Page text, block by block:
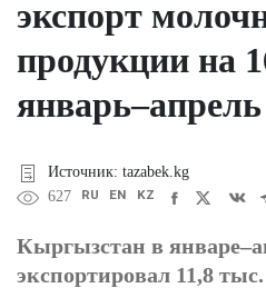
экспорт
продукции на
январь–апрель
Источник: tazabek.kg
627
RU EN KZ
Кыргызстан в
экспортировал 11,8